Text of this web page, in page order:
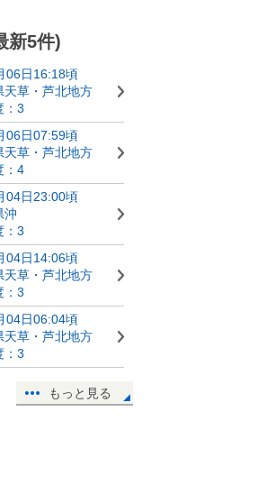
新5件)
06日16:18頃
天草・芦北地方
：3
06日07:59頃
天草・芦北地方
：4
04日23:00頃
沖
：3
04日14:06頃
天草・芦北地方
：3
04日06:04頃
天草・芦北地方
：3
もっと見る